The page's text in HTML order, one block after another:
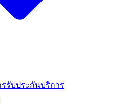
รรับประกันบริการ